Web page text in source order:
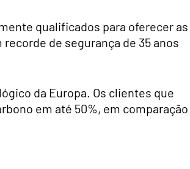
qualificados para oferecer as
de segurança de 35 anos
da Europa. Os clientes que
em até 50%, em comparação